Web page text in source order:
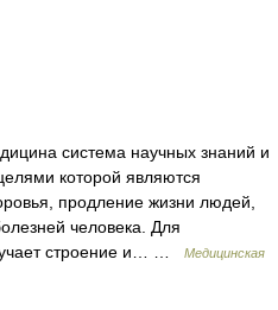
система научных знаний и
которой являются
продление жизни людей,
человека. Для
строение и… …
Медицинская